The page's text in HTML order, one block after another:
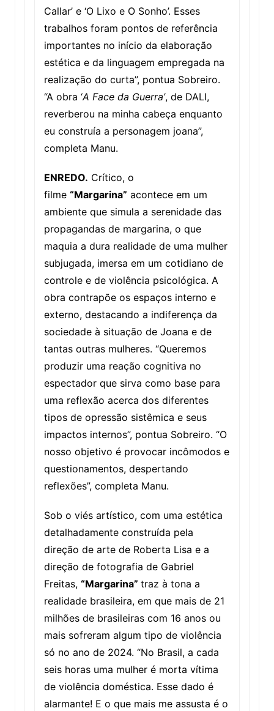
Callar’ e ‘O Lixo e O Sonho’. Esses
trabalhos foram pontos de referência
importantes no início da elaboração
estética e da linguagem empregada na
realização do curta”, pontua Sobreiro.
“A obra ‘A Face da Guerra’, de DALI,
reverberou na minha cabeça enquanto
eu construía a personagem joana”,
completa Manu.
ENREDO. Crítico, o
filme “Margarina” acontece em um
ambiente que simula a serenidade das
propagandas de margarina, o que
maquia a dura realidade de uma mulher
subjugada, imersa em um cotidiano de
controle e de violência psicológica. A
obra contrapõe os espaços interno e
externo, destacando a indiferença da
sociedade à situação de Joana e de
tantas outras mulheres. “Queremos
produzir uma reação cognitiva no
espectador que sirva como base para
uma reflexão acerca dos diferentes
tipos de opressão sistêmica e seus
impactos internos”, pontua Sobreiro. “O
nosso objetivo é provocar incômodos e
questionamentos, despertando
reflexões”, completa Manu.
Sob o viés artístico, com uma estética
detalhadamente construída pela
direção de arte de Roberta Lisa e a
direção de fotografia de Gabriel
Freitas, “Margarina” traz à tona a
realidade brasileira, em que mais de 21
milhões de brasileiras com 16 anos ou
mais sofreram algum tipo de violência
só no ano de 2024. “No Brasil, a cada
seis horas uma mulher é morta vítima
de violência doméstica. Esse dado é
alarmante! E o que mais me assusta é o